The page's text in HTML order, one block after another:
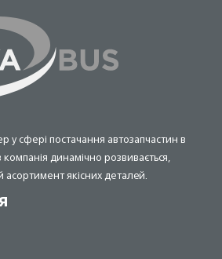
сфері постачання автозапчастин в
компанія динамічно розвивається,
якісних деталей.